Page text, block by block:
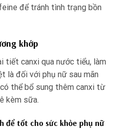
để tránh tình trạng bồn
khớp
tiết canxi qua nước tiểu, làm
là đối với phụ nữ sau mãn
thể bổ sung thêm canxi từ
kèm sữa.
để tốt cho sức khỏe phụ nữ